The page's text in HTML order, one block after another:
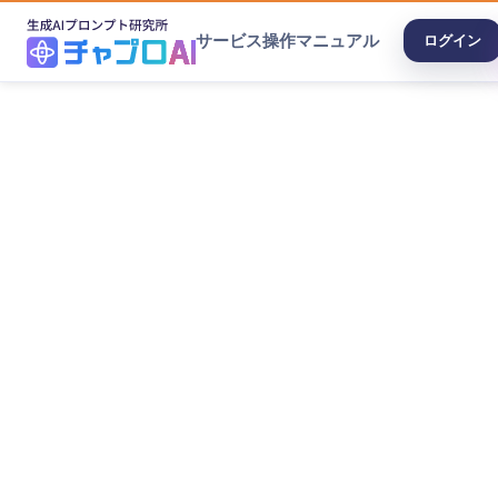
サービス操作マニュアル ログイン